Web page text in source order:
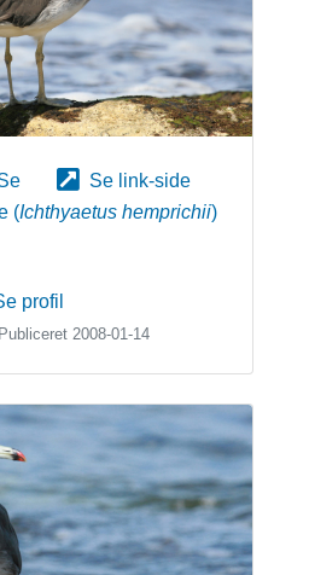
Se link-side
(Ichthyaetus hemprichii)
profil
2008-01-14